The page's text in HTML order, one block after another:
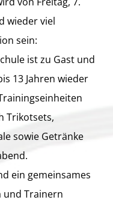
wieder viel
sein:
ist zu Gast und
13 Jahren wieder
Trikotsets,
sowie Getränke
ein gemeinsames
und Trainern